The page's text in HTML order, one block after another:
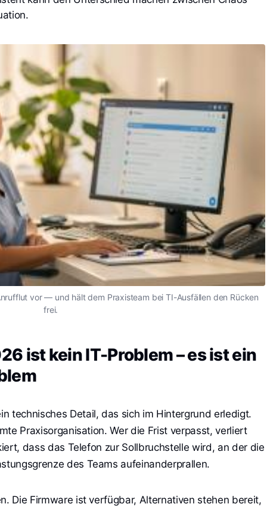
vor — und hält dem Praxisteam bei TI-Ausfällen den Rücken
frei.
ist kein IT-Problem – es ist ein
technisches Detail, das sich im Hintergrund erledigt.
Praxisorganisation. Wer die Frist verpasst, verliert
dass das Telefon zur Sollbruchstelle wird, an der die
des Teams aufeinanderprallen.
Die Firmware ist verfügbar, Alternativen stehen bereit,